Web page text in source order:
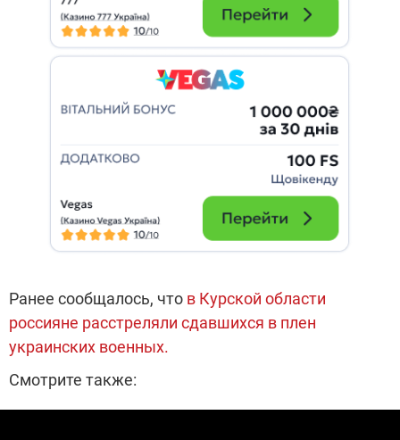
Ранее сообщалось, что в Курской области
россияне расстреляли сдавшихся в плен
украинских военных.
Смотрите также: